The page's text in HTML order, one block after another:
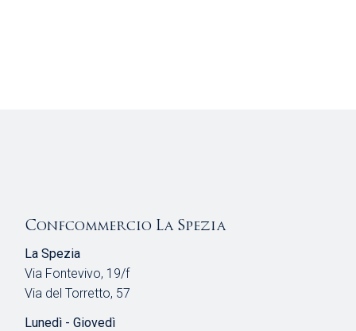
Confcommercio La Spezia
La Spezia
Via Fontevivo, 19/f
Via del Torretto, 57
Lunedì - Giovedì